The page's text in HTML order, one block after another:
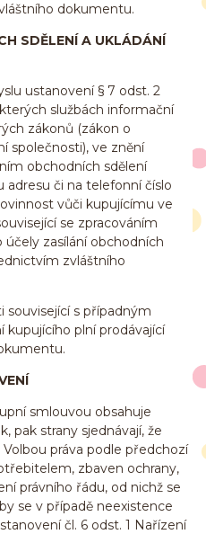
dokumentu.
SDĚLENÍ A UKLÁDÁNÍ
ustanovení § 7 odst. 2
službách informační
zákonů (zákon o
společnosti), ve znění
obchodních sdělení
či na telefonní číslo
vůči kupujícímu ve
se zpracováním
zasílání obchodních
zvláštního
s případným
kupujícího plní prodávající
smlouvou obsahuje
pak strany sjednávají, že
práva podle předchozí
zbaven ochrany,
právního řádu, od nichž se
se v případě neexistence
čl. 6 odst. 1 Nařízení